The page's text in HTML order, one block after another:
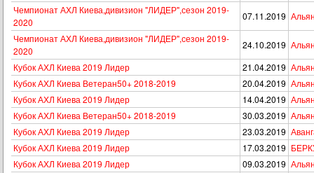
Чемпионат АХЛ Киева,дивизион "ЛИДЕР",сезон 2019-
2020
07.11.2019
Чемпионат АХЛ Киева,дивизион "ЛИДЕР",сезон 2019-
2020
24.10.2019
Кубок АХЛ Киева 2019 Лидер
21.04.2019
Кубок АХЛ Киева Ветеран50+ 2018-2019
20.04.2019
Кубок АХЛ Киева 2019 Лидер
14.04.2019
Кубок АХЛ Киева Ветеран50+ 2018-2019
30.03.2019
Кубок АХЛ Киева 2019 Лидер
23.03.2019
Кубок АХЛ Киева 2019 Лидер
17.03.2019
Кубок АХЛ Киева 2019 Лидер
09.03.2019